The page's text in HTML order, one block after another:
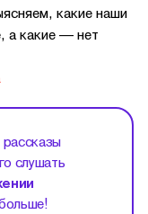
какие наши
а какие — нет
слушать